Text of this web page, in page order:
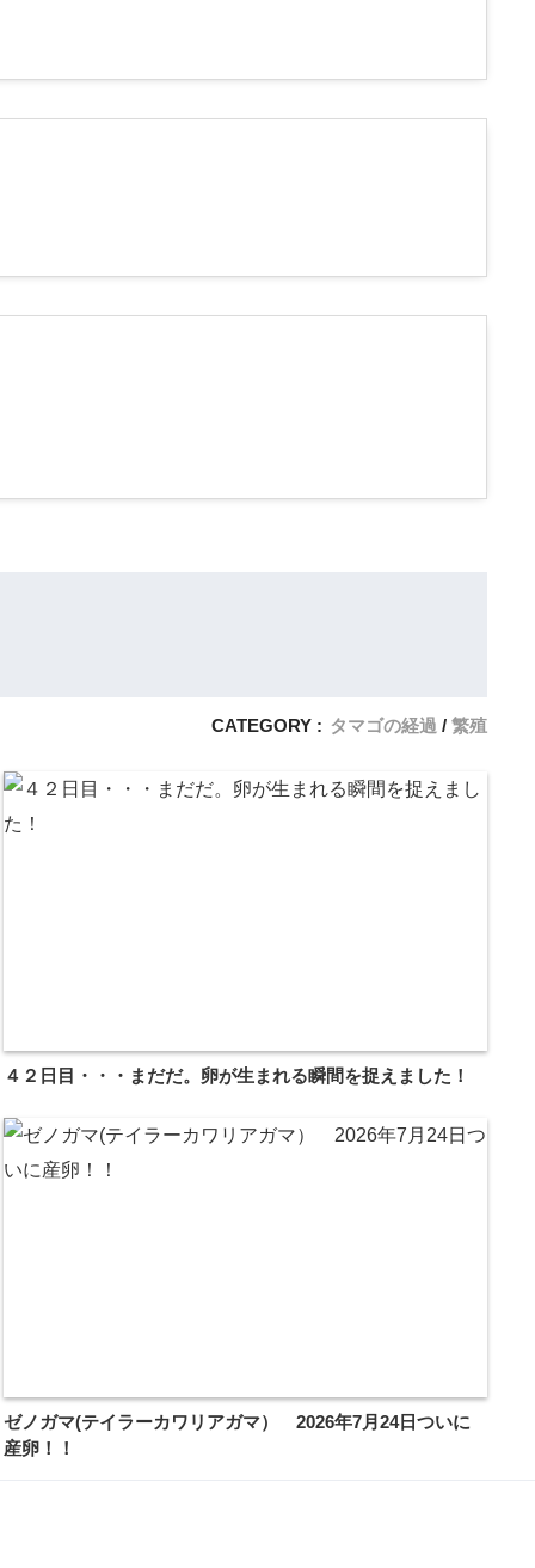
CATEGORY : タマゴの経過 繁殖
４２日目・・・まだだ。卵が生まれる瞬間を捉えました！
ゼノガマ(テイラーカワリアガマ） 2026年7月24日ついに
産卵！！